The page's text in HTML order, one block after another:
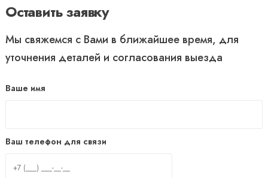
Оставить заявку
Мы свяжемся с Вами в ближайшее время, для
уточнения деталей и согласования выезда
Ваше имя
Ваш телефон для связи